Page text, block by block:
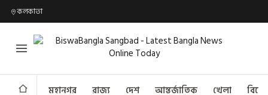
কলকাতা
মহানগর রাজ্য দেশ আন্তর্জাতিক খেলা